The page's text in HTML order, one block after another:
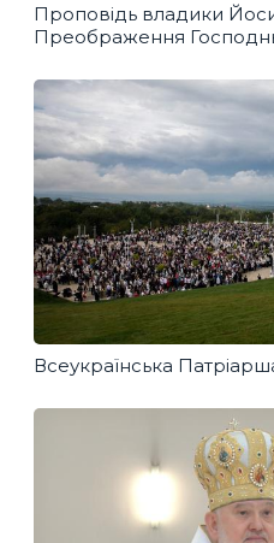
Проповідь владики
Преображення
Всеукраїнська